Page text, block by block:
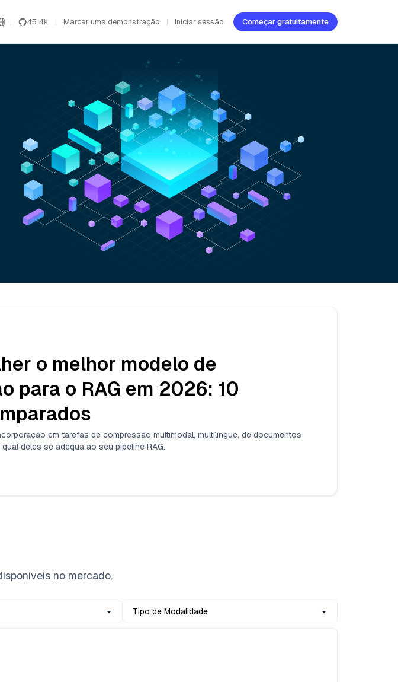
45.4k Marcar uma demonstração Iniciar sessão Começar gratuitamente
o melhor modelo de
para o RAG em 2026: 10
em tarefas de compressão multimodal, multilingue, de documentos
deles se adequa ao seu pipeline RAG.
no mercado.
Tipo de Modalidade